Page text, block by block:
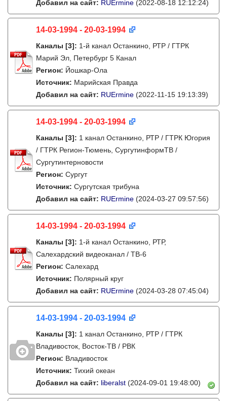
Добавил на сайт: RUErmine (2022-08-18 12:12:24)
14-03-1994 - 20-03-1994
Каналы [3]: 1-й канал Останкино, РТР / ГТРК
Марий Эл, Петербург 5 Канал
Регион: Йошкар-Ола
Источник: Марийская Правда
Добавил на сайт: RUErmine (2022-11-15 19:13:39)
14-03-1994 - 20-03-1994
Каналы [3]: 1 канал Останкино, РТР / ГТРК Югория
/ ГТРК Регион-Тюмень, СургутинформТВ /
Сургутинтерновости
Регион: Сургут
Источник: Сургутская трибуна
Добавил на сайт: RUErmine (2024-03-27 09:57:56)
14-03-1994 - 20-03-1994
Каналы [3]: 1-й канал Останкино, РТР,
Салехардский видеоканал / ТВ-6
Регион: Салехард
Источник: Полярный круг
Добавил на сайт: RUErmine (2024-03-28 07:45:04)
14-03-1994 - 20-03-1994
Каналы [3]: 1 канал Останкино, РТР / ГТРК
Владивосток, Восток-ТВ / РВК
Регион: Владивосток
Источник: Тихий океан
Добавил на сайт: liberalst (2024-09-01 19:48:00)